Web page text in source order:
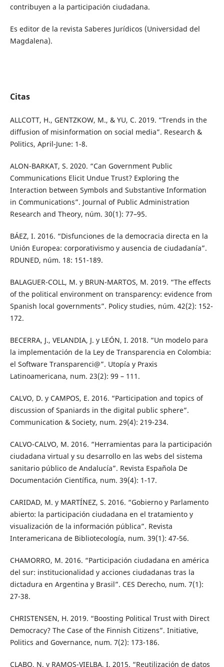
contribuyen a la participación ciudadana.
Es editor de la revista Saberes Jurídicos (Universidad del
Magdalena).
Citas
ALLCOTT, H., GENTZKOW, M., & YU, C. 2019. “Trends in the
diffusion of misinformation on social media”. Research &
Politics, April-June: 1-8.
ALON-BARKAT, S. 2020. “Can Government Public
Communications Elicit Undue Trust? Exploring the
Interaction between Symbols and Substantive Information
in Communications”. Journal of Public Administration
Research and Theory, núm. 30(1): 77–95.
BÁEZ, I. 2016. “Disfunciones de la democracia directa en la
Unión Europea: corporativismo y ausencia de ciudadanía”.
RDUNED, núm. 18: 151-189.
BALAGUER-COLL, M. y BRUN-MARTOS, M. 2019. “The effects
of the political environment on transparency: evidence from
Spanish local governments”. Policy studies, núm. 42(2): 152-
172.
BECERRA, J., VELANDIA, J. y LEÓN, I. 2018. “Un modelo para
la implementación de la Ley de Transparencia en Colombia:
el Software Transparenci@”. Utopía y Praxis
Latinoamericana, num. 23(2): 99 – 111.
CALVO, D. y CAMPOS, E. 2016. “Participation and topics of
discussion of Spaniards in the digital public sphere”.
Communication & Society, num. 29(4): 219-234.
CALVO-CALVO, M. 2016. “Herramientas para la participación
ciudadana virtual y su desarrollo en las webs del sistema
sanitario público de Andalucía”. Revista Española De
Documentación Científica, num. 39(4): 1-17.
CARIDAD, M. y MARTÍNEZ, S. 2016. “Gobierno y Parlamento
abierto: la participación ciudadana en el tratamiento y
visualización de la información pública”. Revista
Interamericana de Bibliotecología, num. 39(1): 47-56.
CHAMORRO, M. 2016. “Participación ciudadana en américa
del sur: institucionalidad y acciones ciudadanas tras la
dictadura en Argentina y Brasil”. CES Derecho, num. 7(1):
27-38.
CHRISTENSEN, H. 2019. “Boosting Political Trust with Direct
Democracy? The Case of the Finnish Citizens”. Initiative,
Politics and Governance, num. 7(2): 173-186.
CLABO, N. y RAMOS-VIELBA, I. 2015. “Reutilización de datos